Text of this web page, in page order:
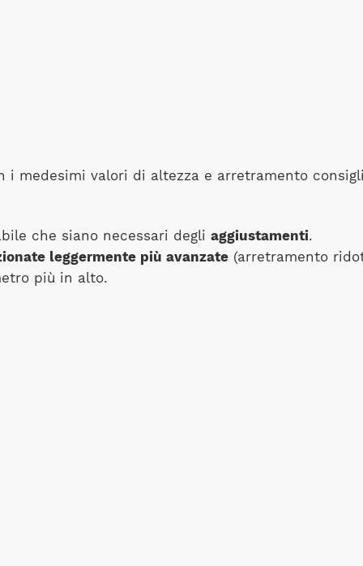
i medesimi valori di altezza e arretramento
che siano necessari degli aggiustamenti.
leggermente più avanzate (arretramento
più in alto.